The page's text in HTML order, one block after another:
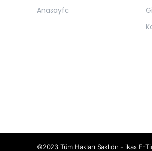
Anasayfa
©2023 Tüm Hakları Saklıdır - ikas E-